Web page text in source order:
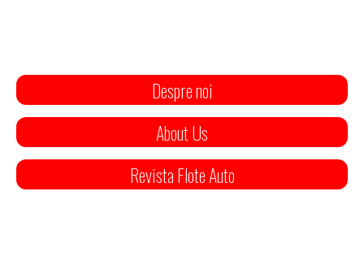
Despre noi
About Us
Revista Flote Auto